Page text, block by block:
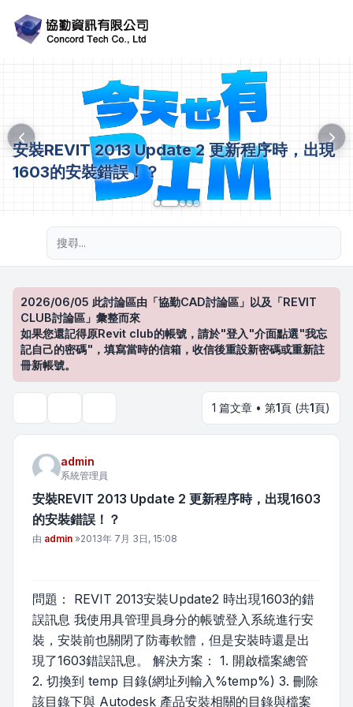
安裝REVIT 2013 Update 2 更新程序時，出現
1603的安裝錯誤！？
2026/06/05 此討論區由「協勤CAD討論區」以及「REVIT
CLUB討論區」彙整而來
如果您還記得原Revit club的帳號，請於"登入"介面點選"我忘
記自己的密碼"，填寫當時的信箱，收信後重設新密碼或重新註
冊新帳號。
1 篇文章 • 第1頁 (共1頁)
admin
系統管理員
安裝REVIT 2013 Update 2 更新程序時，出現1603
的安裝錯誤！？
文章
由 admin »2013年 7月 3日, 15:08
問題： REVIT 2013安裝Update2 時出現1603的錯
誤訊息 我使用具管理員身分的帳號登入系統進行安
裝，安裝前也關閉了防毒軟體，但是安裝時還是出
現了1603錯誤訊息。 解決方案： 1. 開啟檔案總管
2. 切換到 temp 目錄(網址列輸入%temp%) 3. 刪除
該目錄下與 Autodesk 產品安裝相關的目錄與檔案